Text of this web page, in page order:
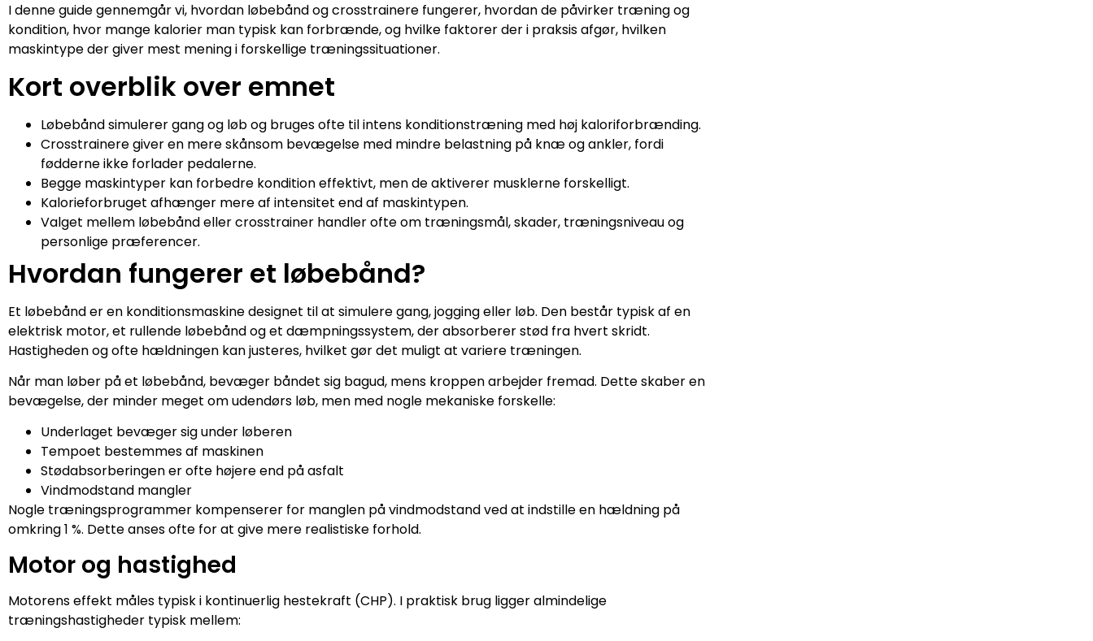
I denne guide gennemgår vi, hvordan løbebånd og crosstrainere fungerer, hvordan de påvirker træning og
kondition, hvor mange kalorier man typisk kan forbrænde, og hvilke faktorer der i praksis afgør, hvilken
maskintype der giver mest mening i forskellige træningssituationer.
Kort overblik over emnet
Løbebånd simulerer gang og løb og bruges ofte til intens konditionstræning med høj kaloriforbrænding.
Crosstrainere giver en mere skånsom bevægelse med mindre belastning på knæ og ankler, fordi
fødderne ikke forlader pedalerne.
Begge maskintyper kan forbedre kondition effektivt, men de aktiverer musklerne forskelligt.
Kalorieforbruget afhænger mere af intensitet end af maskintypen.
Valget mellem løbebånd eller crosstrainer handler ofte om træningsmål, skader, træningsniveau og
personlige præferencer.
Hvordan fungerer et løbebånd?
Et løbebånd er en konditionsmaskine designet til at simulere gang, jogging eller løb. Den består typisk af en
elektrisk motor, et rullende løbebånd og et dæmpningssystem, der absorberer stød fra hvert skridt.
Hastigheden og ofte hældningen kan justeres, hvilket gør det muligt at variere træningen.
Når man løber på et løbebånd, bevæger båndet sig bagud, mens kroppen arbejder fremad. Dette skaber en
bevægelse, der minder meget om udendørs løb, men med nogle mekaniske forskelle:
Underlaget bevæger sig under løberen
Tempoet bestemmes af maskinen
Stødabsorberingen er ofte højere end på asfalt
Vindmodstand mangler
Nogle træningsprogrammer kompenserer for manglen på vindmodstand ved at indstille en hældning på
omkring 1 %. Dette anses ofte for at give mere realistiske forhold.
Motor og hastighed
Motorens effekt måles typisk i kontinuerlig hestekraft (CHP). I praktisk brug ligger almindelige
træningshastigheder typisk mellem: